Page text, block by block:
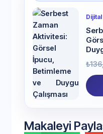
₺
Makaleyi